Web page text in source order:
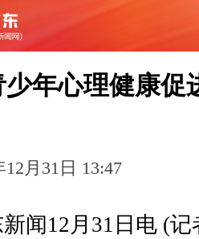
年心理健康促
月31日 13:47
12月31日电 (记